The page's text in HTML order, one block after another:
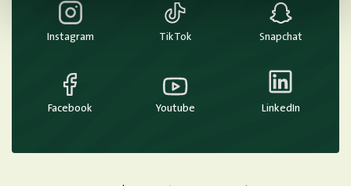
Instagram TikTok Snapchat
Facebook Youtube LinkedIn